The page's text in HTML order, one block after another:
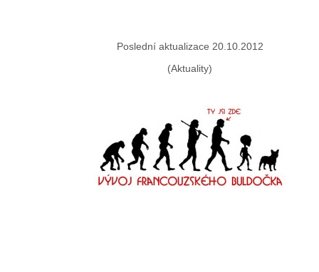
Poslední aktualizace 20.10.2012
(Aktuality)